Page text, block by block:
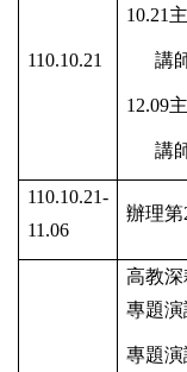
110.10.21
10.21
講
12.09
講
110.10.21-
11.06
辦理第
高教
專題
專題演